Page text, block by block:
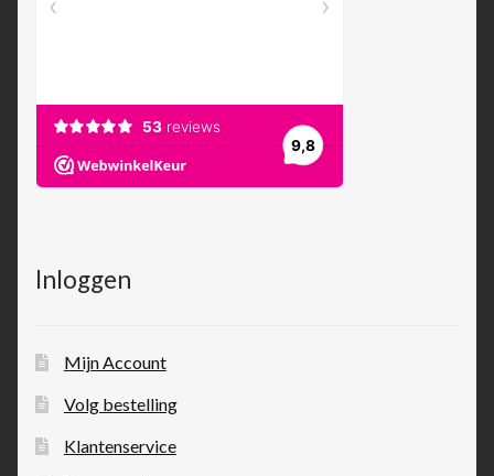
Inloggen
Mijn Account
Volg bestelling
Klantenservice